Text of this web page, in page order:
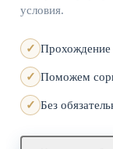
условия.
Прохождение
Поможем
Без